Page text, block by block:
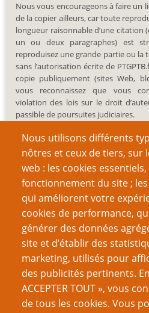
Nous utilisons différents
nôtres et ceux de tiers, sur
web : les cookies
fonctionnement du site ;
qui améliorent votre
cookies de performance,
générer des données
site et d’établir des
marketing, utilisés pour
des publicités pertinents.
ACCEPTER TOUT », vous
de tous les cookies. Vous
Nous vous encourageons à faire un
de la copier ailleurs, car toute
longueur raisonnable d’une citation
un ou deux paragraphes) est
reproduisez une grande partie ou la
sans l’autorisation écrite de
copie publiquement (sites Web,
vous reconnaissez que vous
violation des lois sur le droit
passible de poursuites judiciaires.
Recherche
Nom d'utilisateur
Mot de passe